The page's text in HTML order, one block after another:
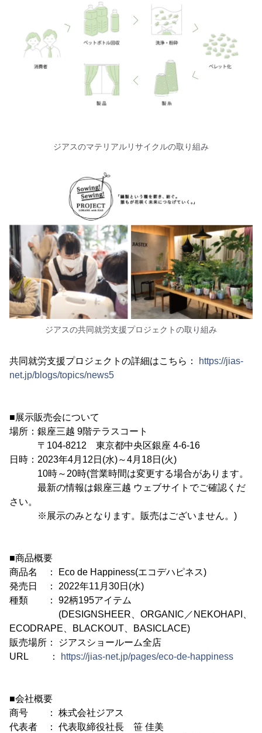
ジアスのマテリアルリサイクルの取り組み
ジアスの共同就労支援プロジェクトの取り組み
共同就労支援プロジェクトの詳細はこちら：
https://jias-
net.jp/blogs/topics/news5
■展示販売会について
場所：銀座三越 9階テラスコート
〒104-8212 東京都中央区銀座 4-6-16
日時：2023年4月12日(水)～4月18日(火)
10時～20時(営業時間は変更する場合があります。
最新の情報は銀座三越 ウェブサイトでご確認くだ
さい。
※展示のみとなります。販売はございません。)
■商品概要
商品名 ： Eco de Happiness(エコデハピネス)
発売日 ： 2022年11月30日(水)
種類 ： 92柄195アイテム
(DESIGNSHEER、ORGANIC／NEKOHAPI、
ECODRAPE、BLACKOUT、BASICLACE)
販売場所： ジアスショールーム全店
URL ：
https://jias-net.jp/pages/eco-de-happiness
■会社概要
商号 ： 株式会社ジアス
代表者 ： 代表取締役社長 笹 佳美